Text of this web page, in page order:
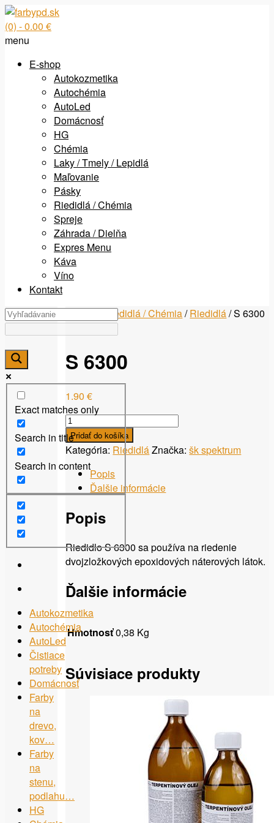
(0) - 0.00 €
menu
E-shop
Autokozmetika
Autochémia
AutoLed
Domácnosť
HG
Chémia
Laky / Tmely / Lepidlá
Maľovanie
Pásky
Riedidlá / Chémia
Spreje
Záhrada / Dielňa
Expres Menu
Káva
Víno
Kontakt
Domov/Riedidlá / Chémia/Riedidlá/ S 6300
S 6300
1.90€
množstvo
S
6300
Pridať do košíka
Kategória: RiedidláZnačka:šk spektrum
Popis
Ďalšie informácie
Popis
Riedidlo S 6300 sa používa na riedenie
dvojzložkových epoxidových náterových látok.
Ďalšie informácie
Hmotnosť0,38 Kg
Súvisiace produkty
Exact matches only
Search in title
Search in content
Autokozmetika
Autochémia
AutoLed
Čistiace
potreby
Domácnosť
Farby
na
drevo,
kov…
Farby
na
stenu,
podlahu…
HG